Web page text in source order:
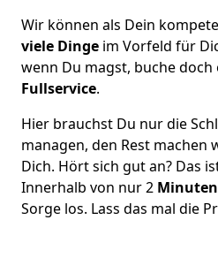
Wir können als Dein
viele Dinge im Vorfeld für
wenn Du magst, buche
Fullservice.
Hier brauchst Du nur die
managen, den Rest machen
Dich. Hört sich gut an? Das
Innerhalb von nur 2 Minuten
Sorge los. Lass das mal die